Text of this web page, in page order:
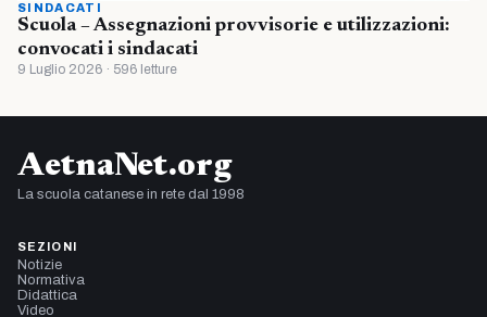
SINDACATI
Scuola – Assegnazioni provvisorie e utilizzazioni:
convocati i sindacati
9 Luglio 2026 · 596 letture
AetnaNet.org
La scuola catanese in rete dal 1998
SEZIONI
Notizie
Normativa
Didattica
Video